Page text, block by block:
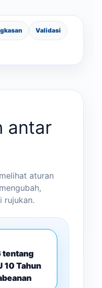
Validasi
antar
aturan
rujukan.
tentang
10 Tahun